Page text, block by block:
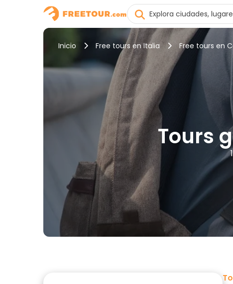
Inicio Free tours en Italia Free tours en
Tours